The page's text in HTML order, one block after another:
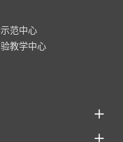
范中心
教学中心